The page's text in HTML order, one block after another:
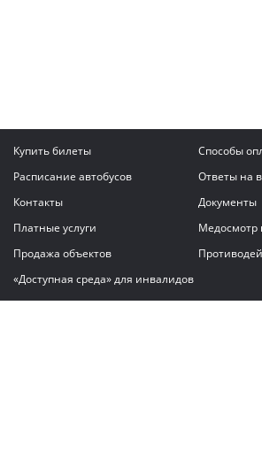
Купить билеты
Способы
Расписание автобусов
Ответы на
Контакты
Документы
Платные услуги
Медосмотр
Продажа объектов
«Доступная среда» для инвалидов